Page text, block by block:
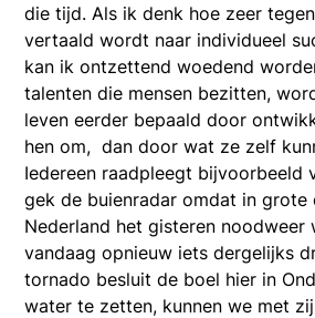
die tijd. Als ik denk hoe zeer
vertaald wordt naar individueel
kan ik ontzettend woedend
talenten die mensen bezitten,
leven eerder bepaald door
hen om, dan door wat ze zelf
Iedereen raadpleegt bijvoorbeeld
gek de buienradar omdat in grote
Nederland het gisteren noodweer
vandaag opnieuw iets dergelijks
tornado besluit de boel hier in
water te zetten, kunnen we met